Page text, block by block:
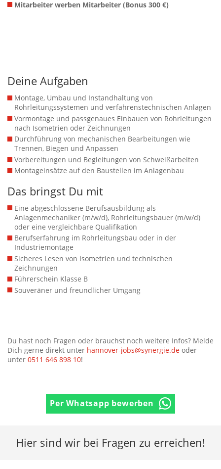
Mitarbeiter werben Mitarbeiter (Bonus 300 €)
Deine Aufgaben
Montage, Umbau und Instandhaltung von
Rohrleitungssystemen und verfahrenstechnischen Anlagen
Vormontage und passgenaues Einbauen von Rohrleitungen
nach Isometrien oder Zeichnungen
Durchführung von mechanischen Bearbeitungen wie
Trennen, Biegen und Anpassen
Vorbereitungen und Begleitungen von Schweißarbeiten
Montageinsätze auf den Baustellen im Anlagenbau
Das bringst Du mit
Eine abgeschlossene Berufsausbildung als
Anlagenmechaniker (m/w/d), Rohrleitungsbauer (m/w/d)
oder eine vergleichbare Qualifikation
Berufserfahrung im Rohrleitungsbau oder in der
Industriemontage
Sicheres Lesen von Isometrien und technischen
Zeichnungen
Führerschein Klasse B
Souveräner und freundlicher Umgang
Du hast noch Fragen oder brauchst noch weitere Infos? Melde
Dich gerne direkt unter hannover-jobs@synergie.de oder
unter 0511 646 898 10!
Per Whatsapp bewerben
Hier sind wir bei Fragen zu erreichen!